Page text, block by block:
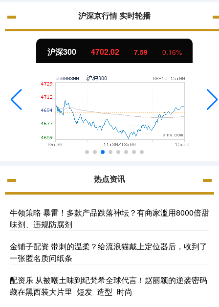
沪深京行情 实时轮播
沪深300 4702.02 7.59 0.16%
热点资讯
牛领策略 暴雷！多款产品跌落神坛？有商家滥用8000倍甜
味剂、违规防腐剂
金铺子配资 带刺的温柔？给流浪猫戴上定位器后，收到了
一张匿名质问纸条
配资乐 从被嘲土味到纪梵希全球代言！赵丽颖的逆袭密码
藏在黑西装大片里_短发_造型_时尚